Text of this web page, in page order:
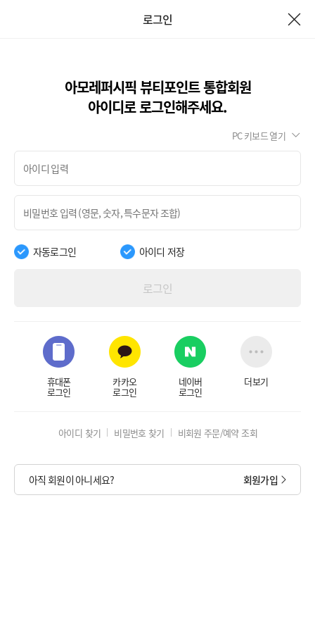
로그인
아모레퍼시픽 뷰티포인트 통합회원
아이디로 로그인해주세요.
PC 키보드 열기
자동로그인 아이디 저장
로그인
휴대폰
로그인
카카오
로그인
네이버
로그인
더보기
아이디 찾기 비밀번호 찾기 비회원 주문/예약 조회
아직 회원이 아니세요? 회원가입